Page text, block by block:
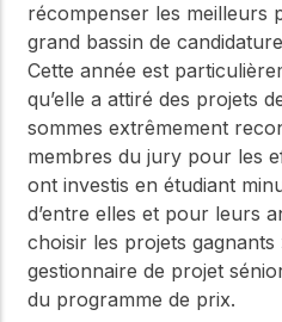
récompenser les meilleurs
grand bassin de
Cette année est
qu’elle a attiré des projets
sommes extrêmement
membres du jury pour les
ont investis en étudiant
d’entre elles et pour leurs
choisir les projets
gestionnaire de projet
du programme de prix.